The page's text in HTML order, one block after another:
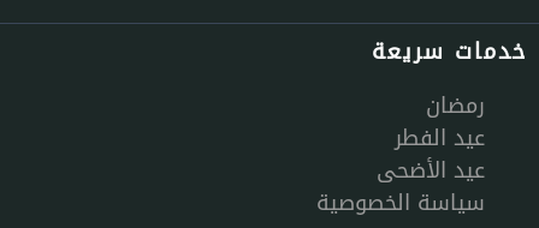
خدمات سريعة
رمضان
عيد الفطر
عيد الأضحى
سياسة الخصوصية